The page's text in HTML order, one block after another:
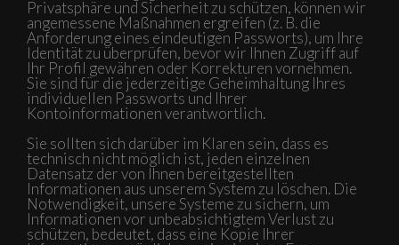
Privatsphäre und Sicherheit zu schützen, können wir
angemessene Maßnahmen ergreifen (z. B. die
Anforderung eines eindeutigen Passworts), um Ihre
Identität zu überprüfen, bevor wir Ihnen Zugriff auf
Ihr Profil gewähren oder Korrekturen vornehmen.
Sie sind für die jederzeitige Geheimhaltung Ihres
individuellen Passworts und Ihrer
Kontoinformationen verantwortlich.
Sie sollten sich darüber im Klaren sein, dass es
technisch nicht möglich ist, jeden einzelnen
Datensatz der von Ihnen bereitgestellten
Informationen aus unserem System zu löschen. Die
Notwendigkeit, unsere Systeme zu sichern, um
Informationen vor unbeabsichtigtem Verlust zu
schützen, bedeutet, dass eine Kopie Ihrer